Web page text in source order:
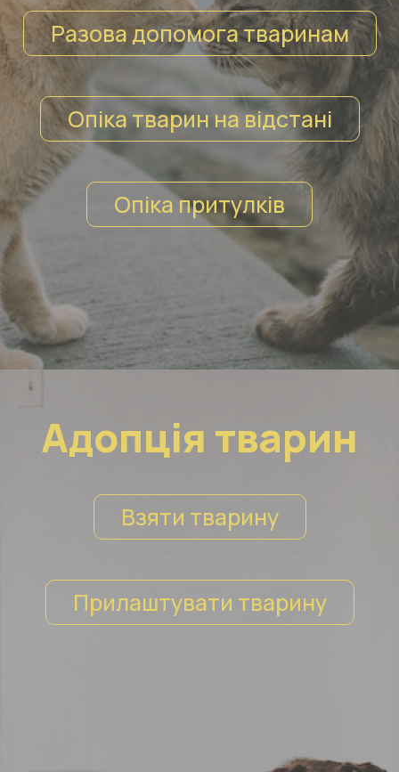
Разова допомога тваринам
Опіка тварин на відстані
Опіка притулків
Адопція тварин
Взяти тварину
Прилаштувати тварину